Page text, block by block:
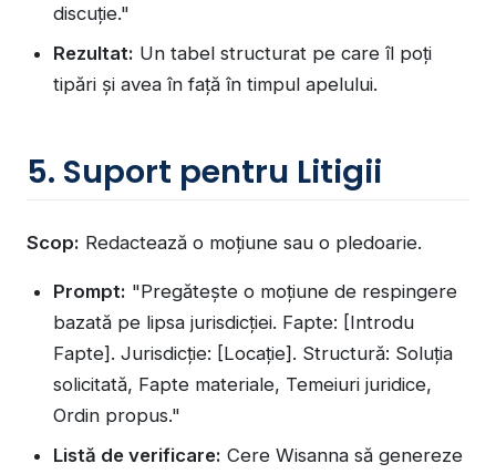
discuție."
Rezultat: Un tabel structurat pe care îl poți
tipări și avea în față în timpul apelului.
5. Suport pentru Litigii
Scop: Redactează o moțiune sau o pledoarie.
Prompt: "Pregătește o moțiune de respingere
bazată pe lipsa jurisdicției. Fapte: [Introdu
Fapte]. Jurisdicție: [Locație]. Structură: Soluția
solicitată, Fapte materiale, Temeiuri juridice,
Ordin propus."
Listă de verificare: Cere Wisanna să genereze